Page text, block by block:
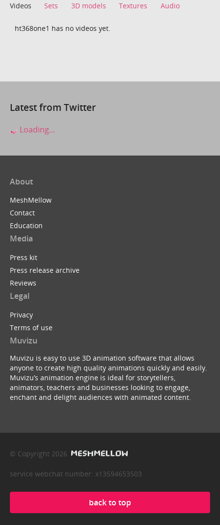
Videos Sets 3D models Textures Audio
ht368one1 has no videos yet.
Latest from Twitter
Loading...
About
MeshMellow
Contact
Education
Media
Press kit
Press release archive
Reviews
Legal
Privacy
Terms of use
Muvizu
Muvizu is easy to use 3D animation software that allows
anyone to create high quality animations quickly and easily.
Muvizu’s animation engine is ideal for storytellers,
animators, teachers and businesses looking to engage,
enchant and delight audiences with animated content.
© Copyright 2026
service webchat number: x13594653503
back to top